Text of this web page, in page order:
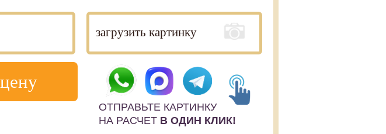
ОТПРАВЬТЕ КАРТИНКУ
НА РАСЧЕТ В ОДИН КЛИК!